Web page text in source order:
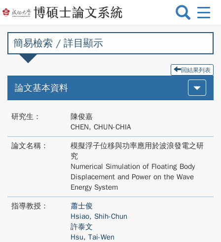
選
切
簡易檢索 / 詳目顯示
回結果列表
論文基本資料
研究生：
陳俊嘉
CHEN, CHUN-CHIA
論文名稱：
模擬浮子位移與功率應用於波浪發電之研
究
Numerical Simulation of Floating Body
Displacement and Power on the Wave
Energy System
指導教授：
蕭士俊
Hsiao, Shih-Chun
許泰文
Hsu, Tai-Wen